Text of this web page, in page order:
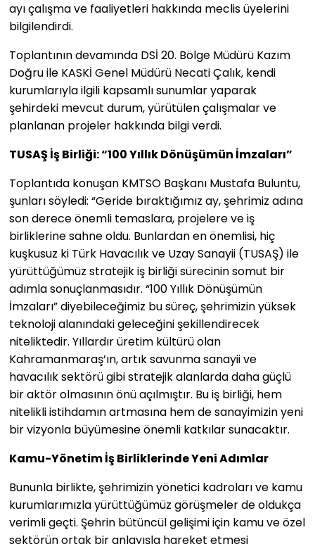
ayı çalışma ve faaliyetleri hakkında meclis üyelerini
bilgilendirdi.
Toplantının devamında DSİ 20. Bölge Müdürü Kazım
Doğru ile KASKİ Genel Müdürü Necati Çalık, kendi
kurumlarıyla ilgili kapsamlı sunumlar yaparak
şehirdeki mevcut durum, yürütülen çalışmalar ve
planlanan projeler hakkında bilgi verdi.
TUSAŞ İş Birliği: “100 Yıllık Dönüşümün İmzaları”
Toplantıda konuşan KMTSO Başkanı Mustafa Buluntu,
şunları söyledi: “Geride bıraktığımız ay, şehrimiz adına
son derece önemli temaslara, projelere ve iş
birliklerine sahne oldu. Bunlardan en önemlisi, hiç
kuşkusuz ki Türk Havacılık ve Uzay Sanayii (TUSAŞ) ile
yürüttüğümüz stratejik iş birliği sürecinin somut bir
adımla sonuçlanmasıdır. “100 Yıllık Dönüşümün
İmzaları” diyebileceğimiz bu süreç, şehrimizin yüksek
teknoloji alanındaki geleceğini şekillendirecek
niteliktedir. Yıllardır üretim kültürü olan
Kahramanmaraş’ın, artık savunma sanayii ve
havacılık sektörü gibi stratejik alanlarda daha güçlü
bir aktör olmasının önü açılmıştır. Bu iş birliği, hem
nitelikli istihdamın artmasına hem de sanayimizin yeni
bir vizyonla büyümesine önemli katkılar sunacaktır.
Kamu-Yönetim İş Birliklerinde Yeni Adımlar
Bununla birlikte, şehrimizin yönetici kadroları ve kamu
kurumlarımızla yürüttüğümüz görüşmeler de oldukça
verimli geçti. Şehrin bütüncül gelişimi için kamu ve özel
sektörün ortak bir anlayışla hareket etmesi